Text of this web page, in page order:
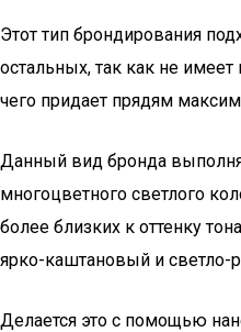
Этот тип брондирования
остальных, так как не
чего придает прядям
Данный вид бронда
многоцветного светлого
более близких к оттенку
ярко-каштановый и светло-
Делается это с помощью